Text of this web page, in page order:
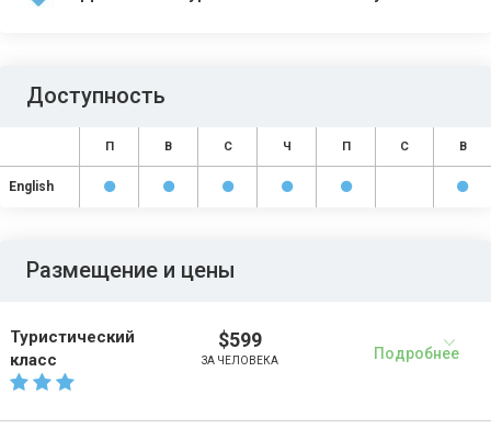
Доступность
П В С Ч П С В
English
Размещение и цены
Туристический
класс
$599
ЗА ЧЕЛОВЕКА Подробнее